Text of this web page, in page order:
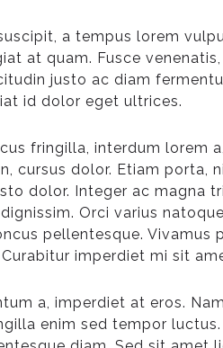
a tempus lorem
at quam. Fusce venenatis,
justo ac diam
id dolor eget ultrices.
fringilla, interdum lorem
cursus dolor. Etiam porta,
dolor. Integer ac magna
Orci varius
pellentesque. Vivamus
imperdiet mi sit
a, imperdiet at eros.
enim sed tempor